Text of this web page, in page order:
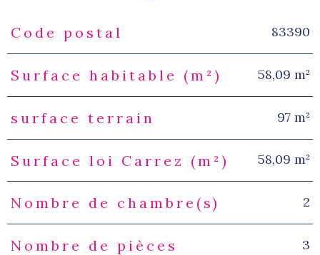
Caractéristiques Valeurs
Code postal 83390
Surface habitable (m²) 58,09 m²
surface terrain 97 m²
Surface loi Carrez (m²) 58,09 m²
Nombre de chambre(s) 2
Nombre de pièces 3